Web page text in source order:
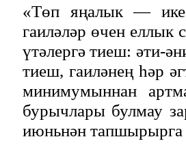
«Төп яңалык — ике
гаиләләр өчен еллык
үтәлергә тиеш: әти-
тиеш, гаиләнең һәр
минимумыннан
бурычлары булмау
июньнән тапшырырга